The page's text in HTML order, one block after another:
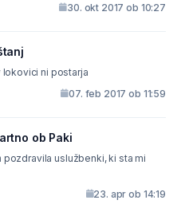
30. okt 2017 ob 10:27
lokovici ni postarja
07. feb 2017 ob 11:59
ob Paki
uslužbenki, ki sta mi
23. apr ob 14:19